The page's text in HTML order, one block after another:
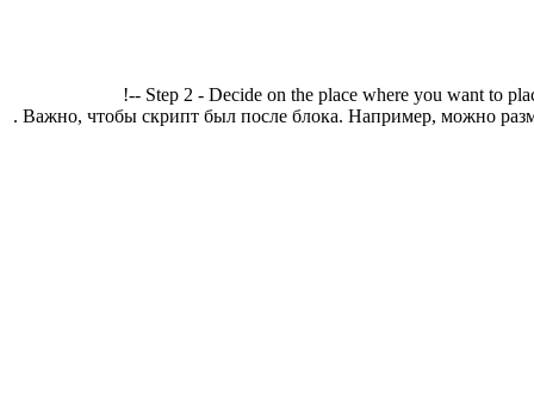
!-- Step 2 - Decide on the place where you want to
. Важно, чтобы скрипт был после блока. Например, можно